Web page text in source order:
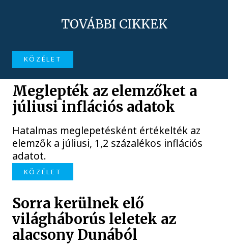
TOVÁBBI CIKKEK
KÖZÉLET
Meglepték az elemzőket a
júliusi inflációs adatok
Hatalmas meglepetésként értékelték az
elemzők a júliusi, 1,2 százalékos inflációs
adatot.
KÖZÉLET
Sorra kerülnek elő
világháborús leletek az
alacsony Dunából